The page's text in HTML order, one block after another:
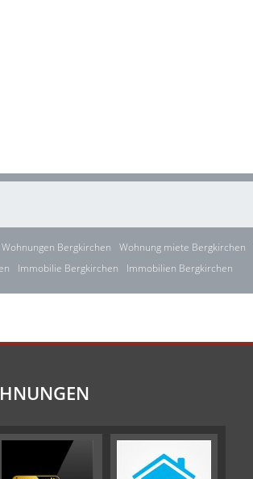
Wohnungen Bergkirchen Wohnung miete Bergkirchen
Immobilie Bergkirchen Immobilien Bergkirchen